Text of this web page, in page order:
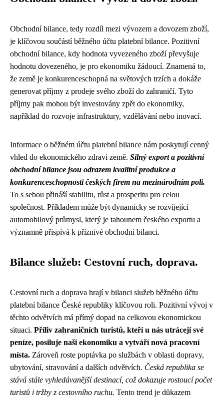
Obchodní bilance, tedy rozdíl mezi vývozem a dovozem zboží,
je klíčovou součástí běžného účtu platební bilance. Pozitivní
obchodní bilance, kdy hodnota vyvezeného zboží převyšuje
hodnotu dovezeného, je pro ekonomiku žádoucí. Znamená to,
že země je konkurenceschopná na světových trzích a dokáže
generovat příjmy z prodeje svého zboží do zahraničí. Tyto
příjmy pak mohou být investovány zpět do ekonomiky,
například do rozvoje infrastruktury, vzdělávání nebo inovací.
Informace o běžném účtu platební bilance nám poskytují cenný
vhled do ekonomického zdraví země. Silný export a pozitivní
obchodní bilance jsou odrazem kvalitní produkce a
konkurenceschopnosti českých firem na mezinárodním poli.
To s sebou přináší stabilitu, růst a prosperitu pro celou
společnost. Příkladem může být dynamicky se rozvíjející
automobilový průmysl, který je tahounem českého exportu a
významně přispívá k příznivé obchodní bilanci.
Bilance služeb: Cestovní ruch, doprava.
Cestovní ruch a doprava hrají v bilanci služeb běžného účtu
platební bilance České republiky klíčovou roli. Pozitivní vývoj v
těchto odvětvích má přímý dopad na celkovou ekonomickou
situaci. Příliv zahraničních turistů, kteří u nás utrácejí své
peníze, posiluje naši ekonomiku a vytváří nová pracovní
místa. Zároveň roste poptávka po službách v oblasti dopravy,
ubytování, stravování a dalších odvětvích. Česká republika se
stává stále vyhledávanější destinací, což dokazuje rostoucí počet
turistů i tržby z cestovního ruchu. Tento trend je důkazem